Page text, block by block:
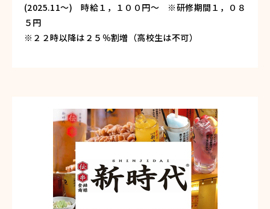
(2025.11～) 時給１，１００円〜 ※研修期間１，０８
５円
※２２時以降は２５％割増（高校生は不可）